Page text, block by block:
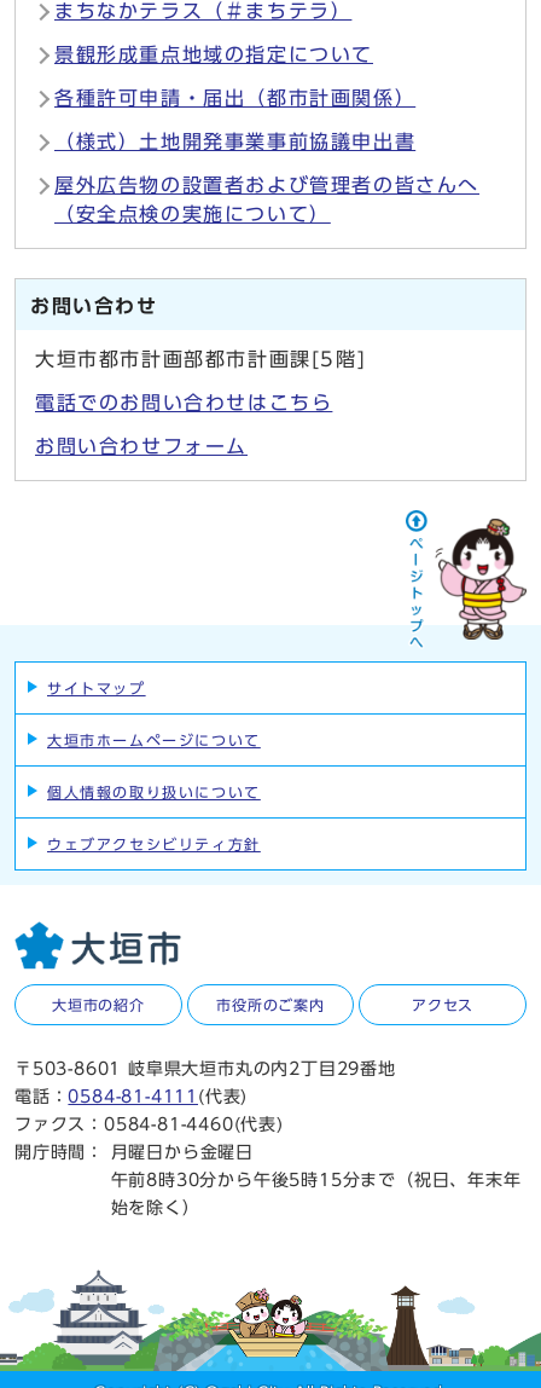
まちなかテラス（＃まちテラ）
景観形成重点地域の指定について
各種許可申請・届出（都市計画関係）
（様式）土地開発事業事前協議申出書
屋外広告物の設置者および管理者の皆さんへ
（安全点検の実施について）
お問い合わせ
大垣市都市計画部都市計画課[5階]
電話でのお問い合わせはこちら
お問い合わせフォーム
サイトマップ
大垣市ホームページについて
個人情報の取り扱いについて
ウェブアクセシビリティ方針
大垣市の紹介 市役所のご案内 アクセス
〒503-8601 岐阜県大垣市丸の内2丁目29番地
電話：0584-81-4111 (代表)
ファクス：0584-81-4460(代表)
開庁時間：
月曜日から金曜日
午前8時30分から午後5時15分まで（祝日、年末年
始を除く）